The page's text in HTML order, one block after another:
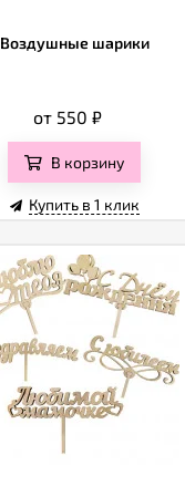
Воздушные шарики
от 550 ₽
В корзину
Купить в 1 клик